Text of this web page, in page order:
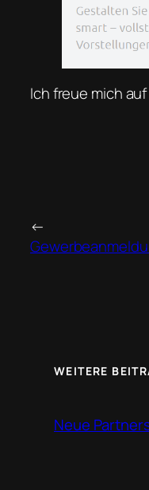
Ich freue mich
←
WEITERE
Neue